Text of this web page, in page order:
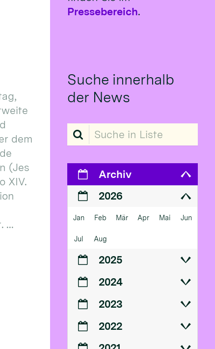
dem
(Jes
XIV.
...
Pressebereich.
Suche innerhalb
der News
Suche in Liste
Archiv
2026
Jan Feb Mär Apr Mai Jun
Jul Aug
2025
2024
2023
2022